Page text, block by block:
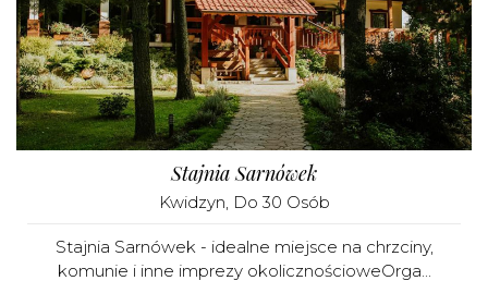
Stajnia Sarnówek
Kwidzyn, Do 30 Osób
Stajnia Sarnówek - idealne miejsce na chrzciny,
komunie i inne imprezy okolicznościoweOrga...